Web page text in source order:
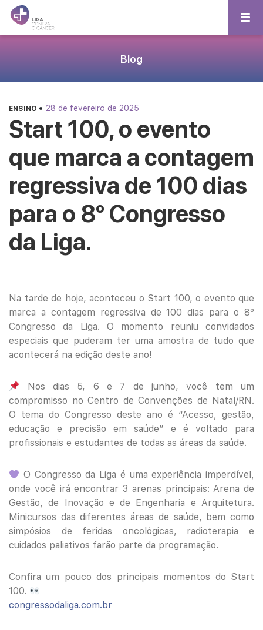
Blog
ENSINO • 28 de fevereiro de 2025
Start 100, o evento
que marca a contagem
regressiva de 100 dias
para o 8º Congresso
da Liga.
Na tarde de hoje, aconteceu o Start 100, o evento que
marca a contagem regressiva de 100 dias para o 8º
Congresso da Liga. O momento reuniu convidados
especiais que puderam ter uma amostra de tudo que
acontecerá na edição deste ano!
Nos dias 5, 6 e 7 de junho, você tem um
compromisso no Centro de Convenções de Natal/RN.
O tema do Congresso deste ano é “Acesso, gestão,
educação e precisão em saúde” e é voltado para
profissionais e estudantes de todas as áreas da saúde.
O Congresso da Liga é uma experiência imperdível,
onde você irá encontrar 3 arenas principais: Arena de
Gestão, de Inovação e de Engenharia e Arquitetura.
Minicursos das diferentes áreas de saúde, bem como
simpósios de feridas oncológicas, radioterapia e
cuidados paliativos farão parte da programação.
Confira um pouco dos principais momentos do Start
100.
congressodaliga.com.br